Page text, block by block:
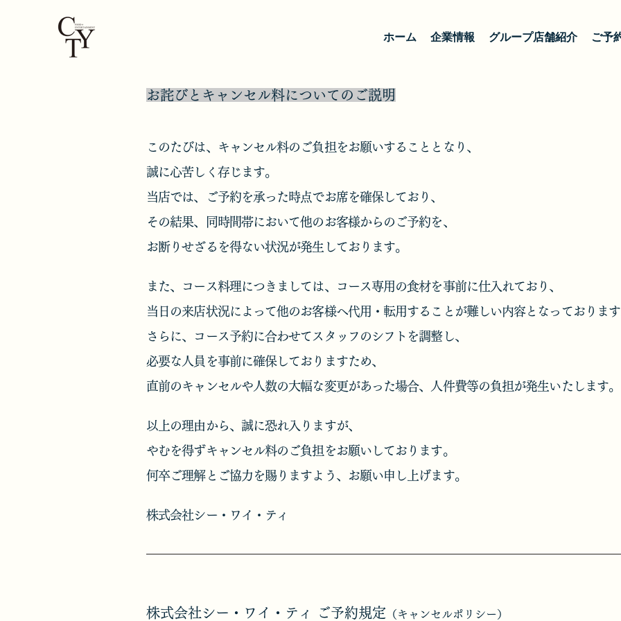
ホーム 企業情報 グループ店舗紹介 ご予
お詫びとキャンセル料についてのご説明
このたびは、キャンセル料のご負担をお願いすることとなり、
誠に心苦しく存じます。
当店では、ご予約を承った時点でお席を確保しており、
その結果、同時間帯において他のお客様からのご予約を、
お断りせざるを得ない状況が発生しております。
また、コース料理につきましては、コース専用の食材を事前に仕入れており、
当日の来店状況によって他のお客様へ代用・転用することが難しい内容となっておりま
さらに、コース予約に合わせてスタッフのシフトを調整し、
必要な人員を事前に確保しておりますため、
直前のキャンセルや人数の大幅な変更があった場合、人件費等の負担が発生いたします。
以上の理由から、誠に恐れ入りますが、
やむを得ずキャンセル料のご負担をお願いしております。
何卒ご理解とご協力を賜りますよう、お願い申し上げます。​
株式会社シー・ワイ・ティ
株式会社シー・ワイ・ティ ご予約規定 （キャンセルポリシー）